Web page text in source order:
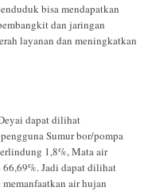
bisa mendapatkan
dan jaringan
layanan dan meningkatkan
dapat dilihat
Sumur bor/pompa
1,8%, Mata air
Jadi dapat dilihat
air hujan